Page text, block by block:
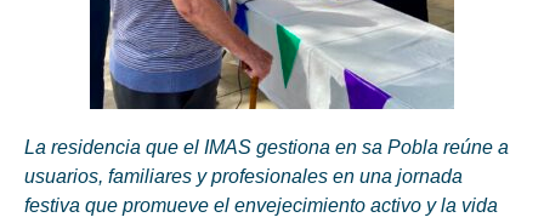
La residencia que el IMAS gestiona en sa Pobla reúne a
usuarios, familiares y profesionales en una jornada
festiva que promueve el envejecimiento activo y la vida